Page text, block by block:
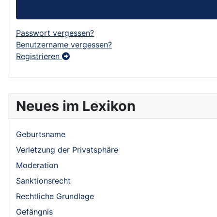
Neues im Lexikon
Geburtsname
Verletzung der Privatsphäre
Moderation
Sanktionsrecht
Rechtliche Grundlage
Gefängnis
Passwort vergessen?
Benutzername vergessen?
Registrieren